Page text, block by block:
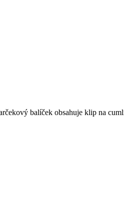
balíček obsahuje klip na